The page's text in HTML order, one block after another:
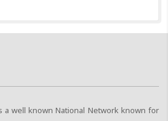
a well known National Network known for